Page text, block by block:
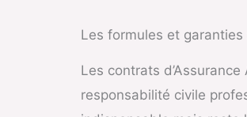
Les formules et garanties
Les contrats
responsabilité civile